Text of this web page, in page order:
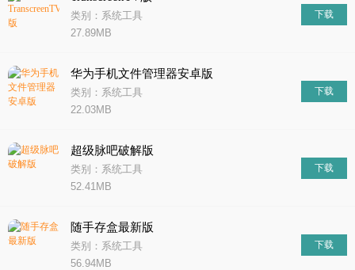
类别：系统工具
27.89MB
下载
华为手机文件管理器安卓版
类别：系统工具
22.03MB
下载
超级脉吧破解版
类别：系统工具
52.41MB
下载
随手存盒最新版
类别：系统工具
56.94MB
下载